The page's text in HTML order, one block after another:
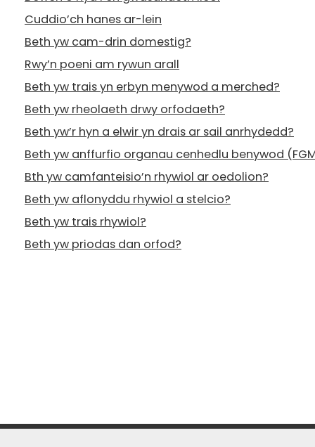
Cuddio’ch hanes ar-lein
Beth yw cam-drin domestig?
Rwy’n poeni am rywun arall
Beth yw trais yn erbyn menywod a merched?
Beth yw rheolaeth drwy orfodaeth?
Beth yw’r hyn a elwir yn drais ar sail anrhydedd?
Beth yw anffurfio organau cenhedlu benywod
Bth yw camfanteisio’n rhywiol ar oedolion?
Beth yw aflonyddu rhywiol a stelcio?
Beth yw trais rhywiol?
Beth yw priodas dan orfod?